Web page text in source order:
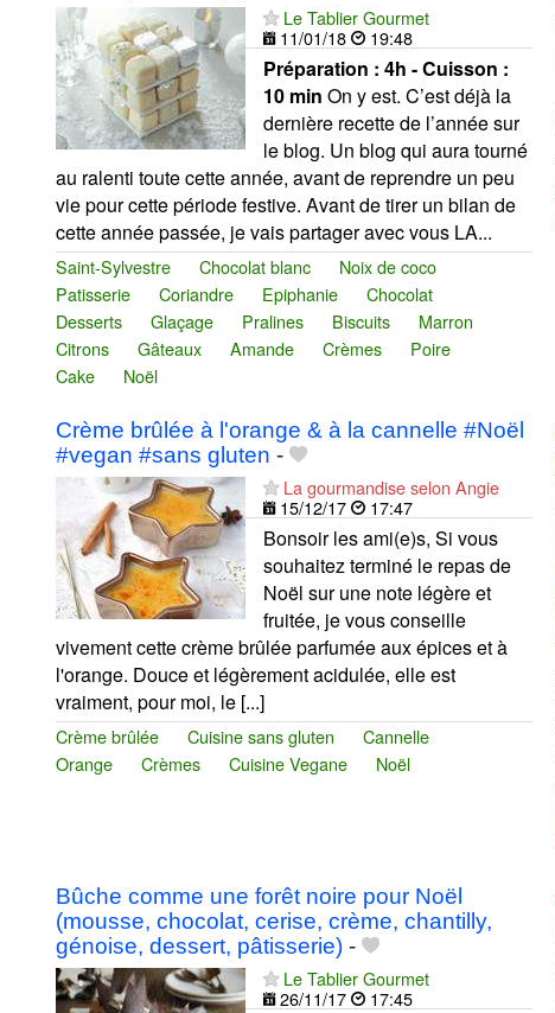
Le Tablier Gourmet
11/01/18
19:48
Préparation : 4h - Cuisson :
10 min On y est. C’est déjà la
dernière recette de l’année sur
le blog. Un blog qui aura tourné
au ralenti toute cette année, avant de reprendre un peu
vie pour cette période festive. Avant de tirer un bilan de
cette année passée, je vais partager avec vous LA...
Saint-Sylvestre Chocolat blanc
Noix de coco
Patisserie
Coriandre Epiphanie
Chocolat
Desserts
Glaçage Pralines Biscuits
Marron
Citrons
Gâteaux Amande Crèmes
Poire
Cake
Noël
Crème brûlée à l'orange & à la cannelle #Noël
#vegan #sans gluten -
La gourmandise selon Angie
15/12/17
17:47
Bonsoir les ami(e)s, Si vous
souhaitez terminé le repas de
Noël sur une note légère et
fruitée, je vous conseille
vivement cette crème brûlée parfumée aux épices et à
l'orange. Douce et légèrement acidulée, elle est
vraiment, pour moi, le [...]
Crème brûlée Cuisine sans gluten
Cannelle
Orange
Crèmes Cuisine Vegane Noël
Bûche comme une forêt noire pour Noël
(mousse, chocolat, cerise, crème, chantilly,
génoise, dessert, pâtisserie) -
Le Tablier Gourmet
26/11/17
17:45